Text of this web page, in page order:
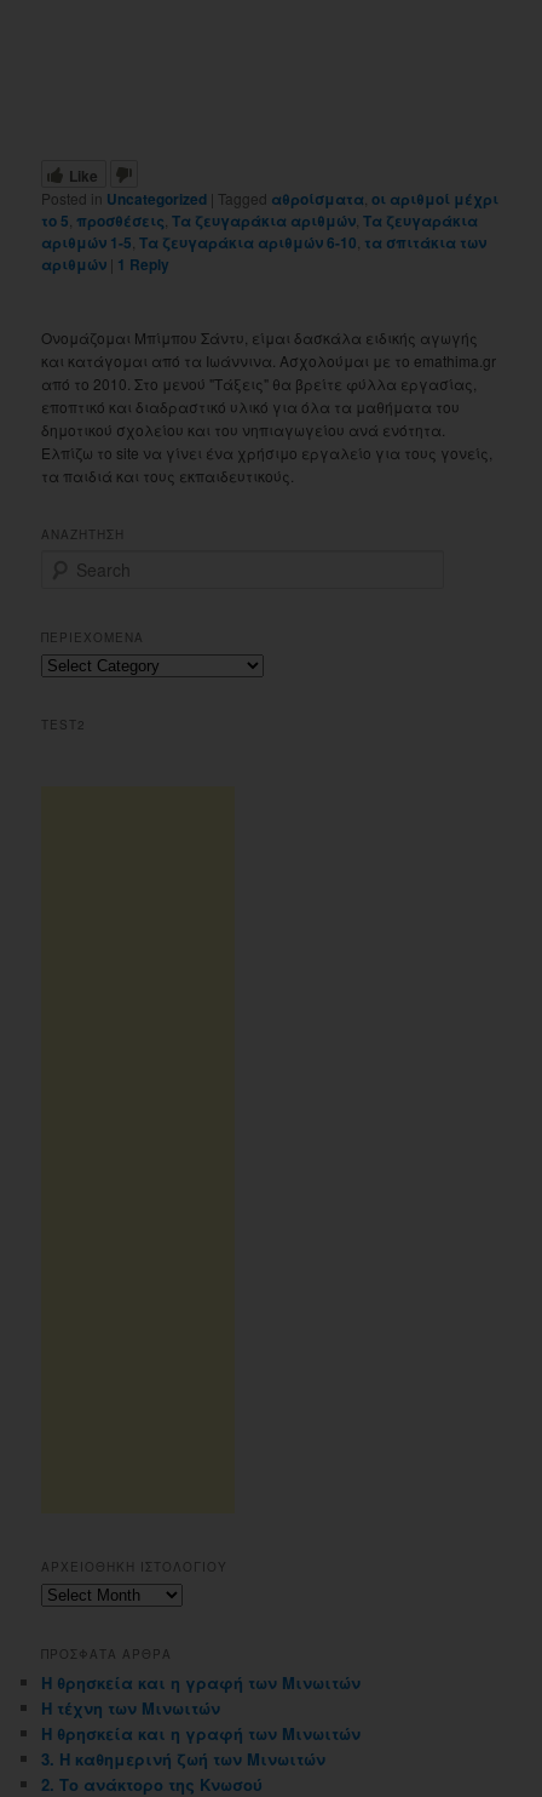
Like
Posted in Uncategorized | Tagged αθροίσματα ,οι αριθμοί μέχρι
το 5 προσθέσεις ,Τα ζευγαράκια αριθμών ,Τα ζευγαράκια
αριθμών 1-5 ,Τα ζευγαράκια αριθμών 6-10 τα σπιτάκια των
αριθμών | 1 Reply
Ονομάζομαι Μπίμπου Σάντυ, είμαι δασκάλα ειδικής αγωγής
και κατάγομαι από τα Ιωάννινα. Ασχολούμαι με το emathima.gr
από το 2010. Στο μενού "Τάξεις" θα βρείτε φύλλα εργασίας,
εποπτικό και διαδραστικό υλικό για όλα τα μαθήματα του
δημοτικού σχολείου και του νηπιαγωγείου ανά ενότητα.
Ελπίζω το site να γίνει ένα χρήσιμο εργαλείο για τους γονείς,
τα παιδιά και τους εκπαιδευτικούς.
ΑΝΑΖΗΤΗΣΗ
r
c
h
ΠΕΡΙΕΧΟΜΕΝΑ
Περιεχομενα
TEST2
ΑΡΧΕΙΟΘΗΚΗ ΙΣΤΟΛΟΓΙΟΥ
Αρχειοθηκη
ΠΡΟΣΦΑΤΑ ΑΡΘΡΑ
Η θρησκεία και η γραφή των Μινωιτών
Η τέχνη των Μινωιτών
Η θρησκεία και η γραφή των Μινωιτών
3. Η καθημερινή ζωή των Μινωιτών
2. Το ανάκτορο της Κνωσού